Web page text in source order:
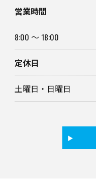
営業時間
8:00 ～ 18:00
定休日
土曜日・日曜日